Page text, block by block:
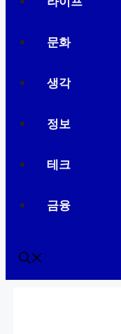
문화
생각
정보
테크
금융